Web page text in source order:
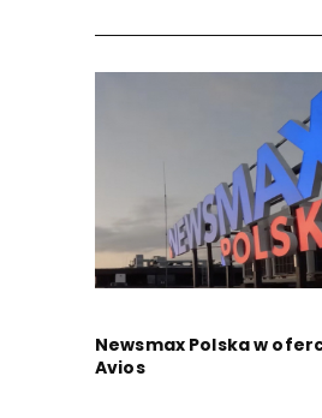
Newsmax Polska w
Avios